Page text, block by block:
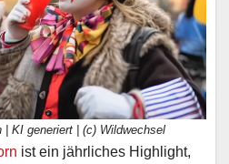
| KI generiert | (c) Wildwechsel
ist ein jährliches Highlight,